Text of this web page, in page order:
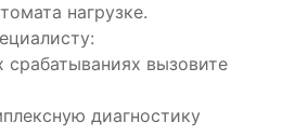
нагрузке.
срабатываниях вызовите
диагностику